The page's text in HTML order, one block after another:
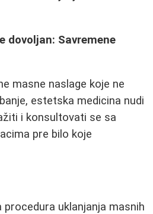
dovoljan: Savremene
masne naslage koje ne
estetska medicina nudi
i konsultovati se sa
pre bilo koje
procedura uklanjanja masnih